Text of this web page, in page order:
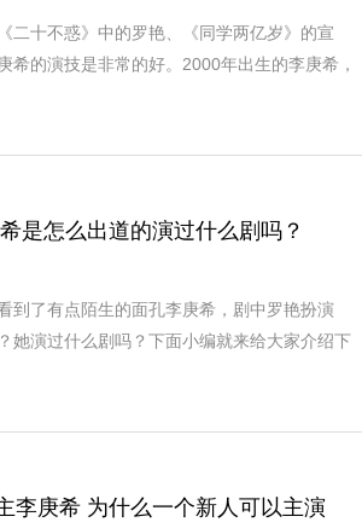
二十不惑》中的罗艳、《同学两亿岁》的宣
希的演技是非常的好。2000年出生的李庚希，
是怎么出道的演过什么剧吗？
到了有点陌生的面孔李庚希，剧中罗艳扮演
她演过什么剧吗？下面小编就来给大家介绍下
李庚希 为什么一个新人可以主演